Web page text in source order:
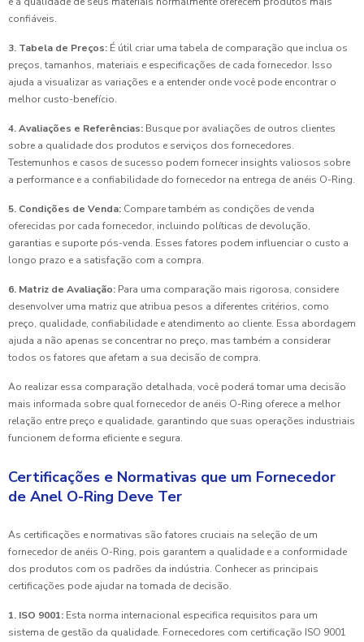
confiáveis.
3. Tabela de Preços: É útil criar uma tabela de comparação que inclua os
preços, tamanhos, materiais e especificações de cada fornecedor. Isso
ajuda a visualizar as variações e a entender onde você pode encontrar o
melhor custo-benefício.
4. Avaliações e Referências: Busque por avaliações de outros clientes
sobre a qualidade dos produtos e serviços dos fornecedores.
Testemunhos e casos de sucesso podem fornecer insights valiosos sobre
a performance e a confiabilidade do fornecedor na entrega de anéis O-Ring.
5. Condições de Venda: Compare também as condições de venda
oferecidas por cada fornecedor, incluindo políticas de devolução,
garantias e suporte pós-venda. Esses fatores podem influenciar o custo a
longo prazo e a satisfação com a compra.
6. Matriz de Avaliação: Para uma comparação mais rigorosa, considere
desenvolver uma matriz que atribua pesos a diferentes critérios, como
preço, qualidade, confiabilidade e atendimento ao cliente. Essa abordagem
ajuda a não apenas se concentrar no preço, mas também a considerar
todos os fatores que afetam a sua decisão de compra.
Ao realizar essa comparação detalhada, você poderá tomar uma decisão
mais informada sobre qual fornecedor de anéis O-Ring oferece a melhor
relação entre preço e qualidade, garantindo que suas operações industriais
funcionem de forma eficiente e segura.
Certificações e Normativas que um Fornecedor
de Anel O-Ring Deve Ter
As certificações e normativas são fatores cruciais na seleção de um
fornecedor de anéis O-Ring, pois garantem a qualidade e a conformidade
dos produtos com os padrões da indústria. Conhecer as principais
certificações pode ajudar na tomada de decisão.
1. ISO 9001: Esta norma internacional especifica requisitos para um
sistema de gestão da qualidade. Fornecedores com certificação ISO 9001